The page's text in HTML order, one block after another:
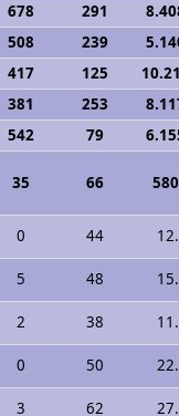
678 291
508 239
417 125
381 253
542 79
35 66
0 44
5 48
2 38
0 50
3 62